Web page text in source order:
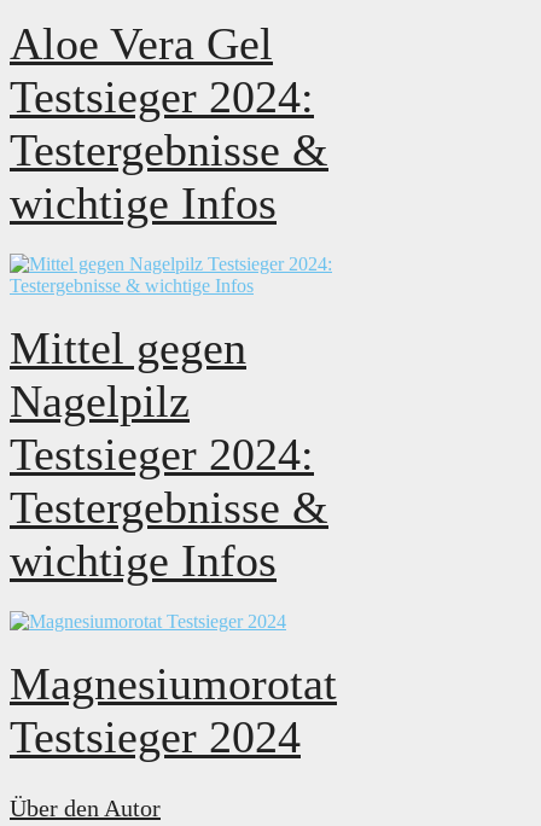
Aloe Vera Gel
Testsieger 2024:
Testergebnisse &
wichtige Infos
Mittel gegen
Nagelpilz
Testsieger 2024:
Testergebnisse &
wichtige Infos
Magnesiumorotat
Testsieger 2024
Über den Autor